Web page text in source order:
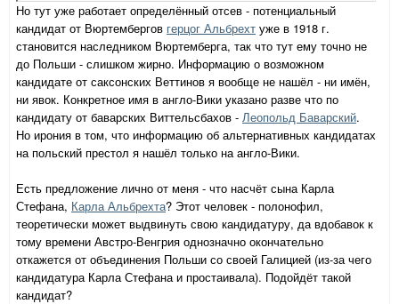
Но тут уже работает определённый отсев - потенциальный
кандидат от Вюртембергов герцог Альбрехт уже в 1918 г.
становится наследником Вюртемберга, так что тут ему точно не
до Польши - слишком жирно. Информацию о возможном
кандидате от саксонских Веттинов я вообще не нашёл - ни имён,
ни явок. Конкретное имя в англо-Вики указано разве что по
кандидату от баварских Виттельсбахов - Леопольд Баварский.
Но ирония в том, что информацию об альтернативных кандидатах
на польский престол я нашёл только на англо-Вики.
Есть предложение лично от меня - что насчёт сына Карла
Стефана, Карла Альбрехта? Этот человек - полонофил,
теоретически может выдвинуть свою кандидатуру, да вдобавок к
тому времени Австро-Венгрия однозначно окончательно
откажется от объединения Польши со своей Галицией (из-за чего
кандидатура Карла Стефана и простаивала). Подойдёт такой
кандидат?